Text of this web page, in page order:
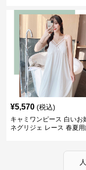
¥5,570 (税込)
キャミワンピース 白いお
ネグリジェ レース 春夏